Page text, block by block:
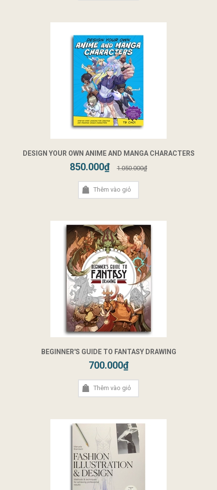
DESIGN YOUR OWN ANIME AND MANGA CHARACTERS
850.000₫ 1.050.000₫
Thêm vào giỏ
BEGINNER'S GUIDE TO FANTASY DRAWING
700.000₫
Thêm vào giỏ